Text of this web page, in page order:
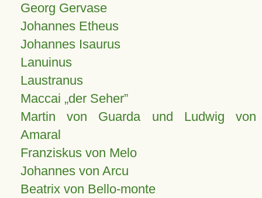
Georg Gervase
Johannes Etheus
Johannes Isaurus
Lanuinus
Laustranus
Maccai „der Seher”
Martin von Guarda und Ludwig von
Amaral
Franziskus von Melo
Johannes von Arcu
Beatrix von Bello-monte